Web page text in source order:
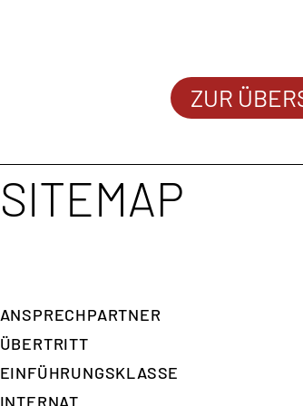
ZUR
SITEMAP
ANSPRECH­PARTNER
ÜBERTRITT
EINFÜHRUNGSKLASSE
INTERNAT